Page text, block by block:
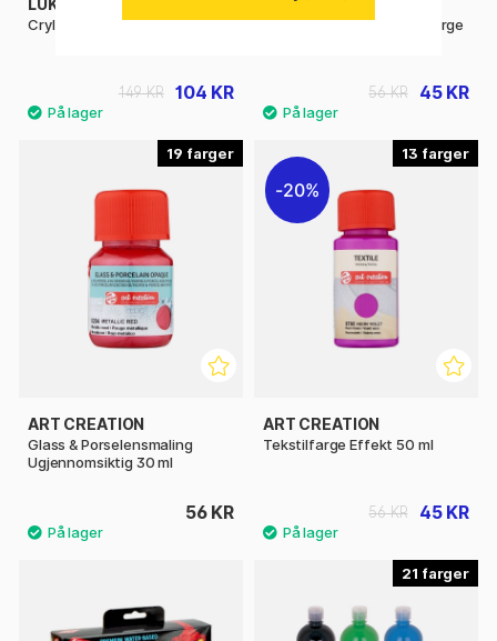
LUKAS
Cryl Terzia Akrylmaling 500 ml
104 KR
149 KR
ART CREATION
Indoor & Outdoor Hobbyfarge
45 KR
56 KR
19
ART CREATION
Glass & Porselensmaling
Ugjennomsiktig 30 ml
56 KR
13
20%
ART CREATION
Tekstilfarge Effekt 50 ml
45 KR
56 KR
21